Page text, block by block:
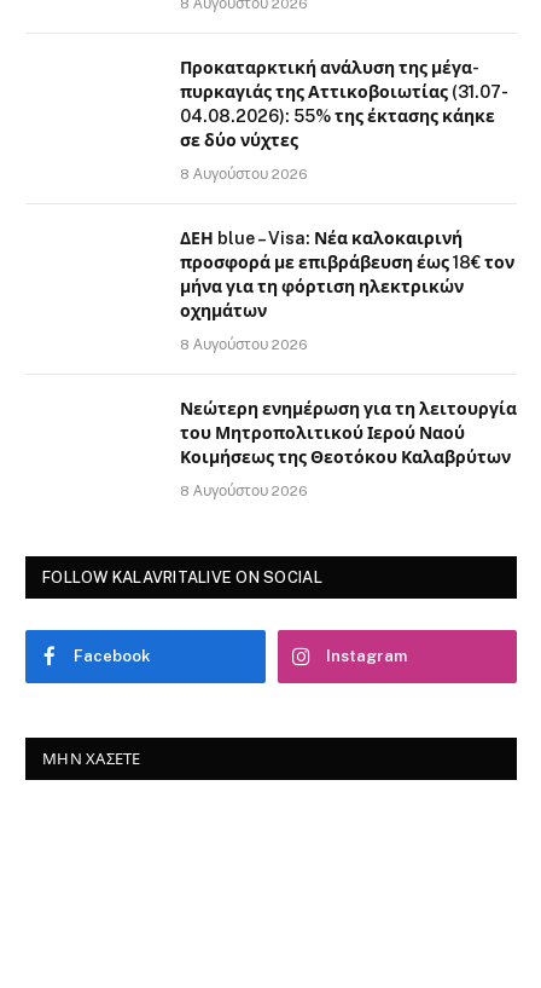
8 Αυγούστου 2026
Προκαταρκτική ανάλυση της μέγα-
πυρκαγιάς της Αττικοβοιωτίας (31.07-
04.08.2026): 55% της έκτασης κάηκε
σε δύο νύχτες
8 Αυγούστου 2026
ΔΕΗ blue – Visa: Νέα καλοκαιρινή
προσφορά με επιβράβευση έως 18€ τον
μήνα για τη φόρτιση ηλεκτρικών
οχημάτων
8 Αυγούστου 2026
Νεώτερη ενημέρωση για τη λειτουργία
του Μητροπολιτικού Ιερού Ναού
Κοιμήσεως της Θεοτόκου Καλαβρύτων
8 Αυγούστου 2026
FOLLOW KALAVRITALIVE ON SOCIAL
Facebook Instagram
ΜΗΝ ΧΆΣΕΤΕ